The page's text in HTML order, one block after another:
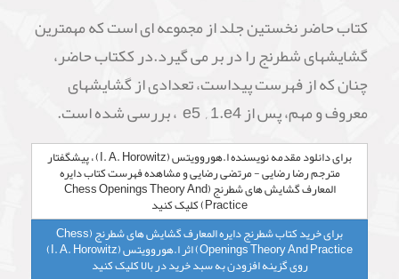
کتاب حاضر نخستین جلد از مجموعه ای است که مهمترین
گشایشهای شطرنج را در بر می گیرد.در ککتاب حاضر،
چنان که از فهرست پیداست، تعدادی از گشایشهای
معروف و مهم، پس از e5 , 1.e4 ، بررسی شده است.
برای دانلود مقدمه نویسنده ا.هوروویتس (I. A. Horowitz) ، پیشگفتار
مترجم رضا رضایی - مرتضی رضایی و مشاهده فهرست کتاب دایره
المعارف گشایش های شطرنج (Chess Openings Theory And
Practice) کلیک کنید
برای خرید کتاب شطرنج دایره المعارف گشایش های شطرنج (Chess
Openings Theory And Practice) اثر ا.هوروویتس (I. A. Horowitz)
روی گزینه افزودن به سبد خرید در بالا کلیک کنید